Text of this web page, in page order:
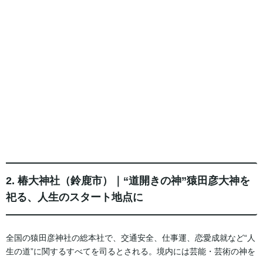
2. 椿大神社（鈴鹿市）｜“道開きの神”猿田彦大神を
祀る、人生のスタート地点に
全国の猿田彦神社の総本社で、交通安全、仕事運、恋愛成就など“人
生の道”に関するすべてを司るとされる。境内には芸能・芸術の神を